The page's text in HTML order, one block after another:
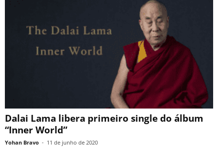
Dalai Lama libera primeiro single do álbum
“Inner World”
Yohan Bravo - 11 de junho de 2020